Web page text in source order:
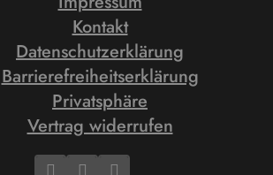
Kontakt
Datenschutzerklärung
Barrierefreiheitserklärung
Privatsphäre
Vertrag widerrufen